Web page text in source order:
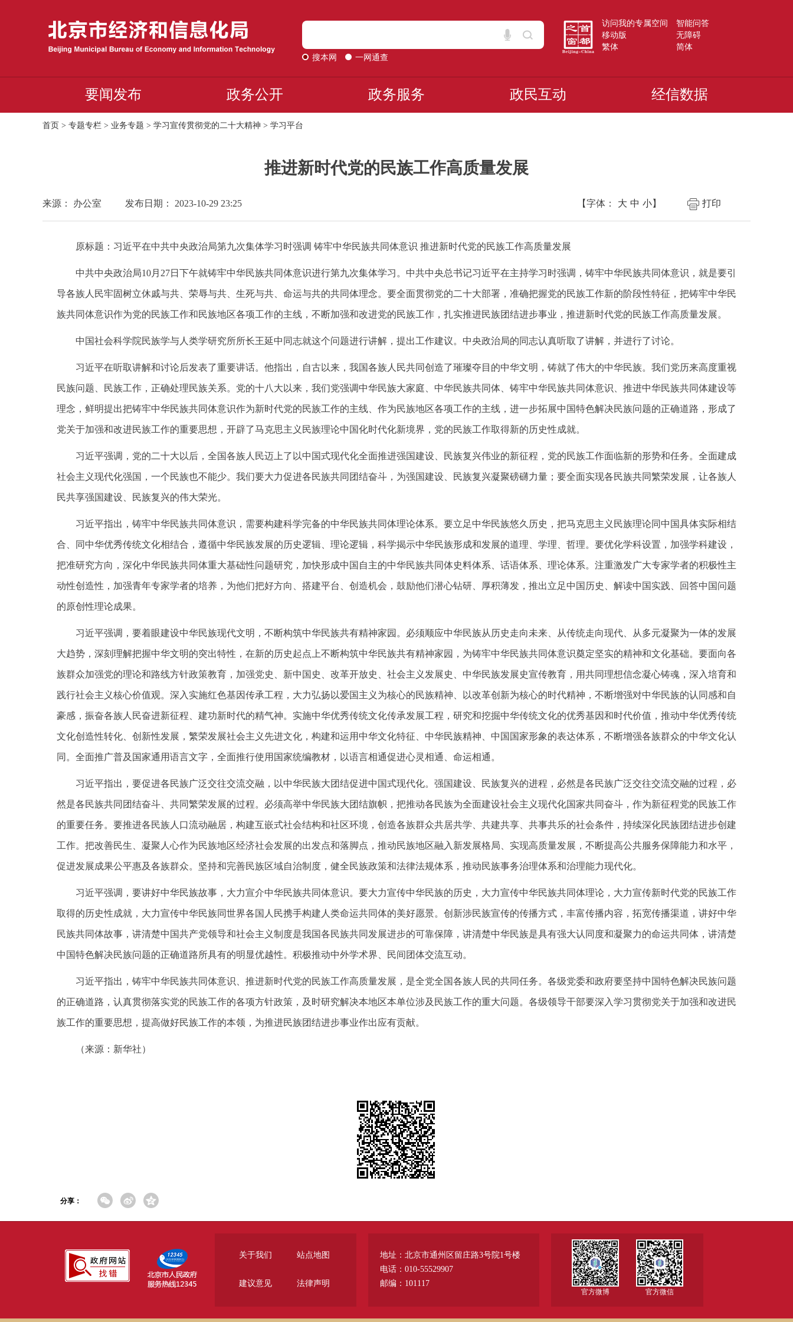
搜本网 一网通查
访问我的专属空间
智能问答
移动版
无障碍
繁体
简体
要闻发布 政务公开 政务服务 政民互动 经信数据
首页 > 专题专栏 > 业务专题 > 学习宣传贯彻党的二十大精神 > 学习平台
推进新时代党的民族工作高质量发展
来源： 办公室 发布日期： 2023-10-29 23:25 【字体： 大 中 小】 打印
原标题：习近平在中共中央政治局第九次集体学习时强调 铸牢中华民族共同体意识 推进新时代党的民族工作高质量发展
中共中央政治局10月27日下午就铸牢中华民族共同体意识进行第九次集体学习。中共中央总书记习近平在主持学习时强调，铸牢中华民族共同体意识，就是要引
导各族人民牢固树立休戚与共、荣辱与共、生死与共、命运与共的共同体理念。要全面贯彻党的二十大部署，准确把握党的民族工作新的阶段性特征，把铸牢中华民
族共同体意识作为党的民族工作和民族地区各项工作的主线，不断加强和改进党的民族工作，扎实推进民族团结进步事业，推进新时代党的民族工作高质量发展。
中国社会科学院民族学与人类学研究所所长王延中同志就这个问题进行讲解，提出工作建议。中央政治局的同志认真听取了讲解，并进行了讨论。
习近平在听取讲解和讨论后发表了重要讲话。他指出，自古以来，我国各族人民共同创造了璀璨夺目的中华文明，铸就了伟大的中华民族。我们党历来高度重视
民族问题、民族工作，正确处理民族关系。党的十八大以来，我们党强调中华民族大家庭、中华民族共同体、铸牢中华民族共同体意识、推进中华民族共同体建设等
理念，鲜明提出把铸牢中华民族共同体意识作为新时代党的民族工作的主线、作为民族地区各项工作的主线，进一步拓展中国特色解决民族问题的正确道路，形成了
党关于加强和改进民族工作的重要思想，开辟了马克思主义民族理论中国化时代化新境界，党的民族工作取得新的历史性成就。
习近平强调，党的二十大以后，全国各族人民迈上了以中国式现代化全面推进强国建设、民族复兴伟业的新征程，党的民族工作面临新的形势和任务。全面建成
社会主义现代化强国，一个民族也不能少。我们要大力促进各民族共同团结奋斗，为强国建设、民族复兴凝聚磅礴力量；要全面实现各民族共同繁荣发展，让各族人
民共享强国建设、民族复兴的伟大荣光。
习近平指出，铸牢中华民族共同体意识，需要构建科学完备的中华民族共同体理论体系。要立足中华民族悠久历史，把马克思主义民族理论同中国具体实际相结
合、同中华优秀传统文化相结合，遵循中华民族发展的历史逻辑、理论逻辑，科学揭示中华民族形成和发展的道理、学理、哲理。要优化学科设置，加强学科建设，
把准研究方向，深化中华民族共同体重大基础性问题研究，加快形成中国自主的中华民族共同体史料体系、话语体系、理论体系。注重激发广大专家学者的积极性主
动性创造性，加强青年专家学者的培养，为他们把好方向、搭建平台、创造机会，鼓励他们潜心钻研、厚积薄发，推出立足中国历史、解读中国实践、回答中国问题
的原创性理论成果。
习近平强调，要着眼建设中华民族现代文明，不断构筑中华民族共有精神家园。必须顺应中华民族从历史走向未来、从传统走向现代、从多元凝聚为一体的发展
大趋势，深刻理解把握中华文明的突出特性，在新的历史起点上不断构筑中华民族共有精神家园，为铸牢中华民族共同体意识奠定坚实的精神和文化基础。要面向各
族群众加强党的理论和路线方针政策教育，加强党史、新中国史、改革开放史、社会主义发展史、中华民族发展史宣传教育，用共同理想信念凝心铸魂，深入培育和
践行社会主义核心价值观。深入实施红色基因传承工程，大力弘扬以爱国主义为核心的民族精神、以改革创新为核心的时代精神，不断增强对中华民族的认同感和自
豪感，振奋各族人民奋进新征程、建功新时代的精气神。实施中华优秀传统文化传承发展工程，研究和挖掘中华传统文化的优秀基因和时代价值，推动中华优秀传统
文化创造性转化、创新性发展，繁荣发展社会主义先进文化，构建和运用中华文化特征、中华民族精神、中国国家形象的表达体系，不断增强各族群众的中华文化认
同。全面推广普及国家通用语言文字，全面推行使用国家统编教材，以语言相通促进心灵相通、命运相通。
习近平指出，要促进各民族广泛交往交流交融，以中华民族大团结促进中国式现代化。强国建设、民族复兴的进程，必然是各民族广泛交往交流交融的过程，必
然是各民族共同团结奋斗、共同繁荣发展的过程。必须高举中华民族大团结旗帜，把推动各民族为全面建设社会主义现代化国家共同奋斗，作为新征程党的民族工作
的重要任务。要推进各民族人口流动融居，构建互嵌式社会结构和社区环境，创造各族群众共居共学、共建共享、共事共乐的社会条件，持续深化民族团结进步创建
工作。把改善民生、凝聚人心作为民族地区经济社会发展的出发点和落脚点，推动民族地区融入新发展格局、实现高质量发展，不断提高公共服务保障能力和水平，
促进发展成果公平惠及各族群众。坚持和完善民族区域自治制度，健全民族政策和法律法规体系，推动民族事务治理体系和治理能力现代化。
习近平强调，要讲好中华民族故事，大力宣介中华民族共同体意识。要大力宣传中华民族的历史，大力宣传中华民族共同体理论，大力宣传新时代党的民族工作
取得的历史性成就，大力宣传中华民族同世界各国人民携手构建人类命运共同体的美好愿景。创新涉民族宣传的传播方式，丰富传播内容，拓宽传播渠道，讲好中华
民族共同体故事，讲清楚中国共产党领导和社会主义制度是我国各民族共同发展进步的可靠保障，讲清楚中华民族是具有强大认同度和凝聚力的命运共同体，讲清楚
中国特色解决民族问题的正确道路所具有的明显优越性。积极推动中外学术界、民间团体交流互动。
习近平指出，铸牢中华民族共同体意识、推进新时代党的民族工作高质量发展，是全党全国各族人民的共同任务。各级党委和政府要坚持中国特色解决民族问题
的正确道路，认真贯彻落实党的民族工作的各项方针政策，及时研究解决本地区本单位涉及民族工作的重大问题。各级领导干部要深入学习贯彻党关于加强和改进民
族工作的重要思想，提高做好民族工作的本领，为推进民族团结进步事业作出应有贡献。
（来源：新华社）
分享：
关于我们 站点地图
建议意见 法律声明
地址：北京市通州区留庄路3号院1号楼
电话：010-55529907
邮编：101117
官方微博 官方微信